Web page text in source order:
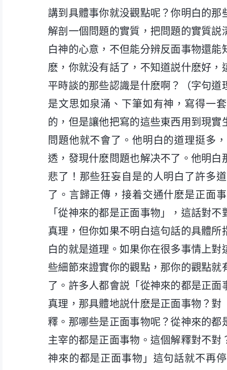
講到具體事你就没觀點呢？你明白的
解剖一個問題的實質，把問題的實質
白神的心意，不但能分辨反面事物還
麽，你就没有話了，不知道説什麽好
平時談的那些認識是什麽啊？（字句
是文思如泉涌、下筆如有神，寫得一
的，但是讓他把寫的這些東西用到現
問題他就不會了。他明白的道理挺多
透，發現什麽問題也解决不了。他明
悲了！那些狂妄自是的人明白了許多
了。言歸正傳，接着交通什麽是正面
「從神來的都是正面事物」，這話對
真理，但你如果不明白這句話的具體
白的就是道理。如果你在很多事情上
些細節來證實你的觀點，那你的觀點
了。許多人都會説「從神來的都是正
真理，那具體地説什麽是正面事物？
釋。那哪些是正面事物呢？從神來的
主宰的都是正面事物。這個解釋對不
神來的都是正面事物」這句話就不再